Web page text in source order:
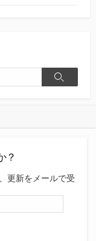
検
？
更新をメールで受